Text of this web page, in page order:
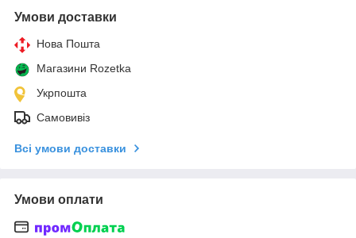
Умови доставки
Нова Пошта
Магазини Rozetka
Укрпошта
Самовивіз
Всі умови доставки
Умови оплати